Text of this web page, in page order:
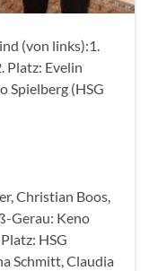
(von links):1.
Platz: Evelin
Spielberg (HSG
Christian Boos,
Gerau: Keno
HSG
Schmitt, Claudia